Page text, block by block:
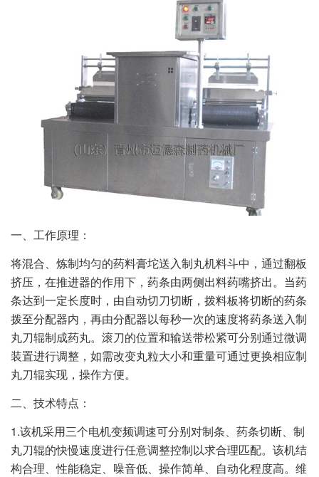
一、工作原理：
将混合、炼制均匀的药料膏坨送入制丸机料斗中，通过翻板
挤压，在推进器的作用下，药条由两侧出料药嘴挤出。当药
条达到一定长度时，由自动切刀切断，拨料板将切断的药条
拨至分配器内，再由分配器以每秒一次的速度将药条送入制
丸刀辊制成药丸。滚刀的位置和输送带松紧可分别通过微调
装置进行调整，如需改变丸粒大小和重量可通过更换相应制
丸刀辊实现，操作方便。
二、技术特点：
1.该机采用三个电机变频调速可分别对制条、药条切断、制
丸刀辊的快慢速度进行任意调整控制以求合理匹配。该机结
构合理、性能稳定、噪音低、操作简单、自动化程度高。维